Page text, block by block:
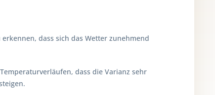
dass sich das Wetter zunehmend
dass die Varianz sehr